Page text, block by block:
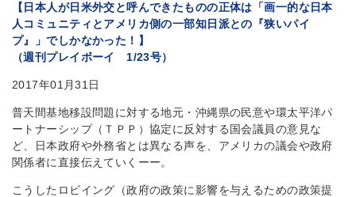
【日本人が日米外交と呼んできたものの正体は「画一的な日本
人コミュニティとアメリカ側の一部知日派との『狭いパイ
プ』」でしかなかった！】
（週刊プレイボーイ 1/23号）
2017年01月31日
普天間基地移設問題に対する地元・沖縄県の民意や環太平洋パ
ートナーシップ（ＴＰＰ）協定に反対する国会議員の意見な
ど、日本政府や外務省とは異なる声を、アメリカの議会や政府
関係者に直接伝えていくーー。
こうしたロビイング（政府の政策に影響を与えるための政策提